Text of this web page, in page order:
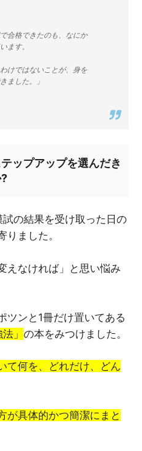
合格できたのも、なにか
ます。
けではないことが、身を
ました。」
ップアップを選んだき
の結果を受け取った日の
りました。
えなければ」と思い悩み
ツンと1冊だけ置いてある
法」の本をみつけました。
て何を、どれだけ、どん
が具体的かつ簡潔にまと